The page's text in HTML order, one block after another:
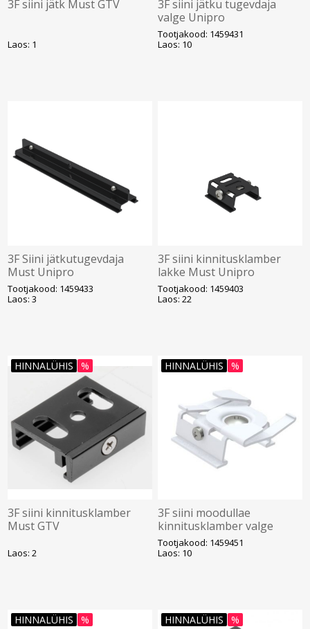
3F siini jätk Must GTV
Laos: 1
3F siini jätku tugevdaja
valge Unipro
Tootjakood: 1459431
Laos: 10
3F Siini jätkutugevdaja
Must Unipro
Tootjakood: 1459433
Laos: 3
3F siini kinnitusklamber
lakke Must Unipro
Tootjakood: 1459403
Laos: 22
HINNALÜHIS %
3F siini kinnitusklamber
Must GTV
Laos: 2
HINNALÜHIS %
3F siini moodullae
kinnitusklamber valge
Unipro
Tootjakood: 1459451
Laos: 10
HINNALÜHIS % HINNALÜHIS %